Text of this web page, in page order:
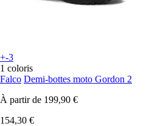
+-3
1 coloris
Falco Demi-bottes moto Gordon 2
À partir de 199,90 €
154,30 €